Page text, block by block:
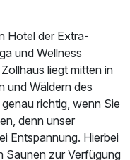
p.P. ab180,00 €
Hotel der Extra-
und Wellness
liegt mitten in
und Wäldern des
richtig, wenn Sie
denn unser
Entspannung. Hierbei
Saunen zur Verfügung